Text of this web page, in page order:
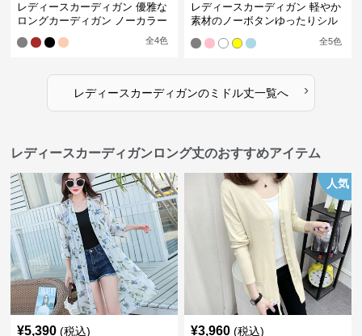
レディースカーディガン 優雅な
ロングカーディガン ノーカラー
全4色
レディースカーディガン 軽やか
素材のノーボタンゆったりシル
全5色
レディースカーディガンのミドル丈一覧へ ›
レディースカーディガンロング丈のおすすめアイテム
¥5,390 (税込)
人気
¥3,960 (税込)